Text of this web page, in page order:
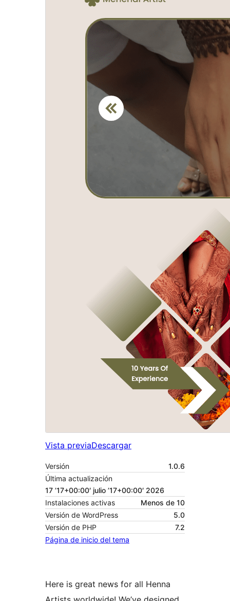
Vista previaDescargar
Versión
1.0.6
Última actualización
17 ’17+00:00′ julio ’17+00:00′ 2026
Instalaciones activas
Menos de 10
Versión de WordPress
5.0
Versión de PHP
7.2
Página de inicio del tema
Here is great news for all Henna